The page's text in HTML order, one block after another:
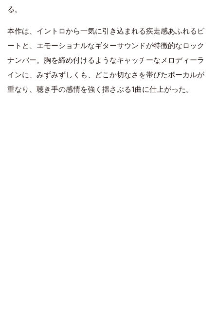
る。
本作は、イントロから一気に引き込まれる疾走感あふれるビ
ートと、エモーショナルなギターサウンドが特徴的なロック
ナンバー。胸を締め付けるようなキャッチーなメロディーラ
インに、みずみずしくも、どこか切なさを帯びたボーカルが
重なり、聴き手の感情を強く揺さぶる1曲に仕上がった。